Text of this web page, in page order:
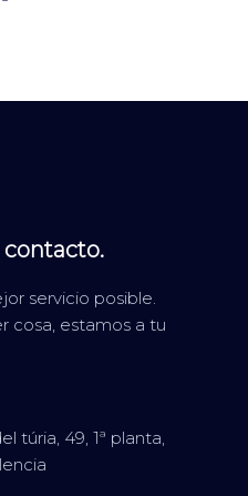
servicio posible.
cosa, estamos a tu
túria, 49, 1ª planta,